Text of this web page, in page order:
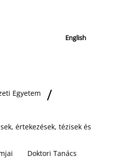
English
Egyetem
értekezések, tézisek és
Doktori Tanács